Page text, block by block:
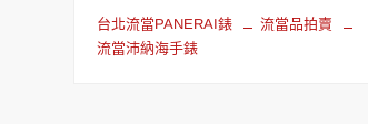
台北流當PANERAI錶
流當品拍賣
流當沛納海手錶